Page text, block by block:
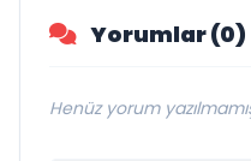
Yorumlar (0)
Henüz yorum